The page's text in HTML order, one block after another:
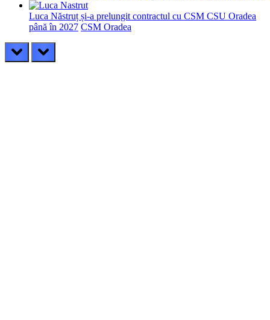
Luca Năstruț și-a prelungit contractul cu CSM CSU Oradea
până în 2027 CSM Oradea
prev next